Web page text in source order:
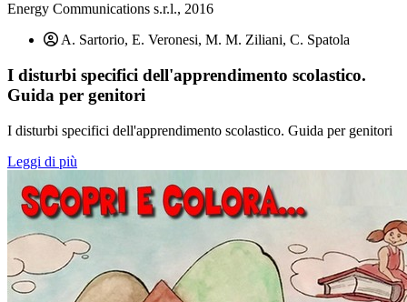
Energy Communications s.r.l., 2016
A. Sartorio, E. Veronesi, M. M. Ziliani, C. Spatola
I disturbi specifici dell'apprendimento scolastico.
Guida per genitori
I disturbi specifici dell'apprendimento scolastico. Guida per genitori
Leggi di più